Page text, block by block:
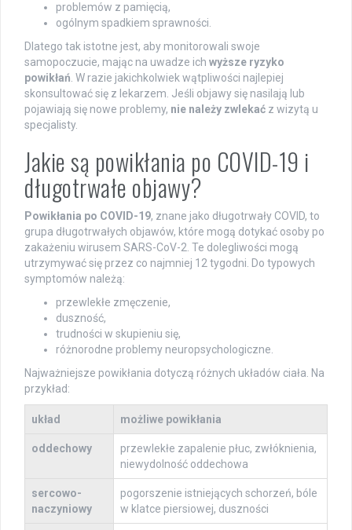
problemów z pamięcią,
ogólnym spadkiem sprawności.
Dlatego tak istotne jest, aby monitorowali swoje
samopoczucie, mając na uwadze ich wyższe ryzyko
powikłań . W razie jakichkolwiek wątpliwości najlepiej
skonsultować się z lekarzem. Jeśli objawy się nasilają lub
pojawiają się nowe problemy, nie należy zwlekać z wizytą u
specjalisty.
Jakie są powikłania po COVID-19 i
długotrwałe objawy?
Powikłania po COVID-19, znane jako długotrwały COVID, to
grupa długotrwałych objawów, które mogą dotykać osoby po
zakażeniu wirusem SARS-CoV-2. Te dolegliwości mogą
utrzymywać się przez co najmniej 12 tygodni. Do typowych
symptomów należą:
przewlekłe zmęczenie,
duszność,
trudności w skupieniu się,
różnorodne problemy neuropsychologiczne.
Najważniejsze powikłania dotyczą różnych układów ciała. Na
przykład:
układ możliwe powikłania
oddechowy
przewlekłe zapalenie płuc, zwłóknienia,
niewydolność oddechowa
sercowo-
naczyniowy
pogorszenie istniejących schorzeń, bóle
w klatce piersiowej, duszności